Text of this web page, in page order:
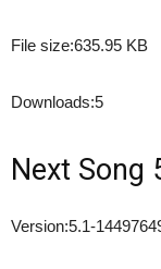
File size:635.95 KB
Downloads:5
Next Song
Version:5.1-